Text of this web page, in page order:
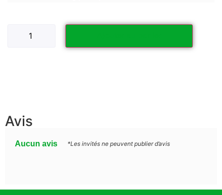
Avis
Aucun avis *Les invités ne peuvent publier d’avis